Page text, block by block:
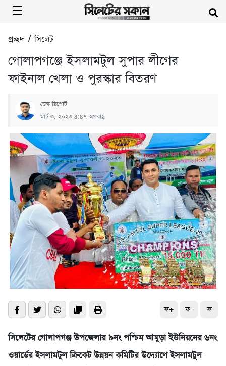
প্রচ্ছদ/সিলেট
গোলাপগঞ্জে ইসলামটুল সুপার লীগের
ফাইনাল খেলা ও পুরস্কার বিতরণ
ডেস্ক রিপোর্ট
মার্চ ৩, ২০২৩ ৪:৪৭ অপরাহ্ণ
ফ+ ফ- ফ
সিলেটের গোলাপগঞ্জ উপজেলার ৯নং পশ্চিম আমুড়া ইউনিয়নের ৬নং
ওয়ার্ডের ইসলামটুল ক্রিকেট উন্নয়ন কমিটির উদ্যোগে ইসলামটুল